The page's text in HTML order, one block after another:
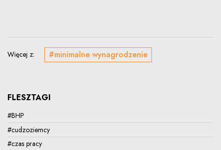
Więcej z: #minimalne wynagrodzenie
FLESZTAGI
#BHP
#cudzoziemcy
#czas pracy